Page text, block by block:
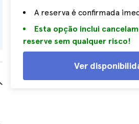
A reserva é confirmada
Esta opção inclui
reserve sem qualquer risco!
Ver